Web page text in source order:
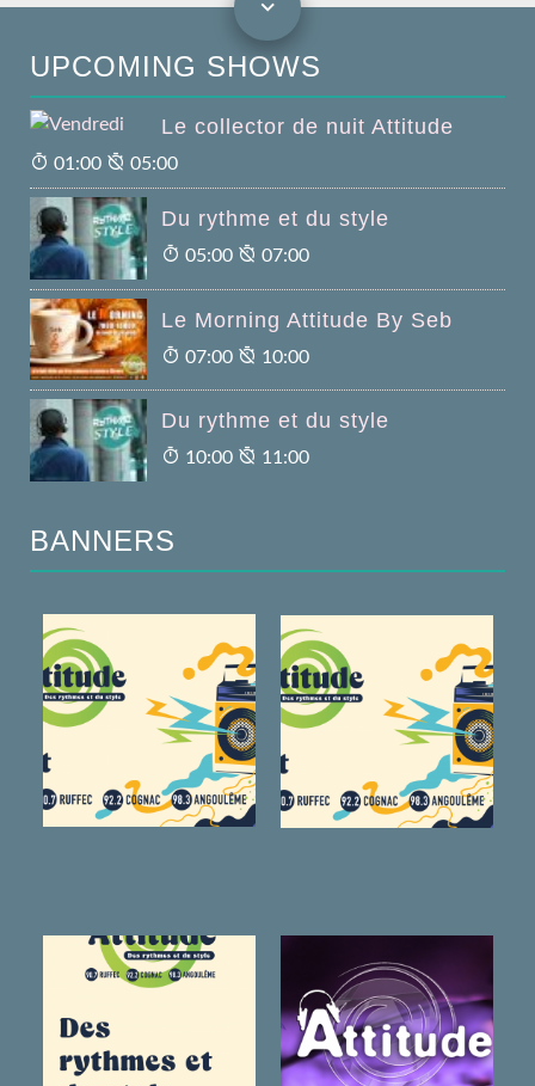
UPCOMING SHOWS
Le collector de nuit Attitude
01:00 05:00
Du rythme et du style
05:00 07:00
Le Morning Attitude By Seb
07:00 10:00
Du rythme et du style
10:00 11:00
BANNERS